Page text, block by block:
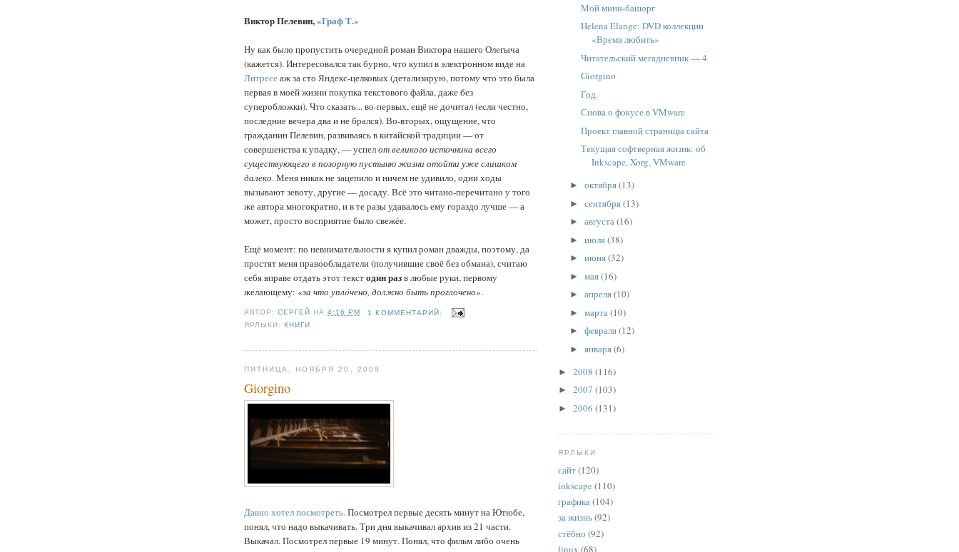
Виктор Пелевин,«Граф Т.»
Ну как было пропустить очередной роман Виктора нашего Олегыча
(кажется). Интересовался так бурно, что купил в электронном виде на
Литресеаж за сто Яндекс-целковых (детализирую, потому что это была
первая в моей жизни покупка текстового файла, даже без
суперобложки). Что сказать... во-первых, ещё не дочитал (если честно,
последние вечера два и не брался). Во-вторых, ощущение, что
гражданин Пелевин, развиваясь в китайской традиции — от
совершенства к упадку, — успелот великого источника всего
существующего в позорную пустыню жизни отойти уже слишком
далеко. Меня никак не зацепило и ничем не удивило, одни ходы
вызывают зевоту, другие — досаду. Всё это читано-перечитано у того
же автора многократно, и в те разы удавалось ему гораздо лучше — а
может, просто восприятие было свежéе.
Ещё момент: по невнимательности я купил роман дважды, поэтому, да
простят меня правообладатели (получившие своё без обмана), считаю
себя вправе отдать этот текстодин разв любые руки, первому
желающему: «за что уплóчено, должно быть проглочено».
АВТОР:СЕРГЕЙ НА4:16 PM
1 КОММЕНТАРИЙ:
ЯРЛЫКИ: КНИГИ
ПЯТНИЦА, НОЯБРЯ 20, 2009
Giorgino
Давно хотел посмотреть. Посмотрел первые десять минут на Ютюбе,
понял, что надо выкачивать. Три дня выкачивал архив из 21 части.
Выкачал. Посмотрел первые 19 минут. Понял, что фильм либо очень
Мой мини-башорг
Helena Elange: DVD коллекции
«Время любить»
Читательский мегадневник — 4
Giorgino
Год.
Снова о фокусе в VMware
Проект главной страницы сайта
Текущая софтверная жизнь: об
Inkscape, Xorg, VMware
► октября(13)
► сентября(13)
► августа(16)
► июля(38)
► июня(32)
► мая(16)
► апреля(10)
► марта(10)
► февраля(12)
► января(6)
► 2008 (116)
► 2007 (103)
► 2006 (131)
ЯРЛЫКИ
сайт(120)
inkscape (110)
графика(104)
за жизнь(92)
стёбно (92)
linux (68)